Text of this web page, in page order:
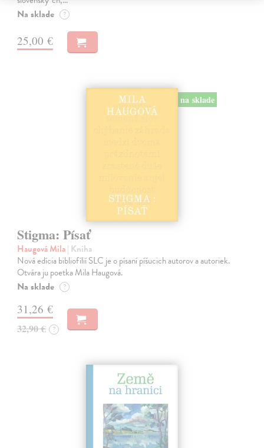
Na sklade ?
25,00 €
na sklade
Stigma: Písať
Haugová Mila| Kniha
Nová edícia bibliofílií SLC je o písaní píšucich autorov a autoriek.
Otvára ju poetka Mila Haugová.
Na sklade ?
31,26 €
32,90 € ?